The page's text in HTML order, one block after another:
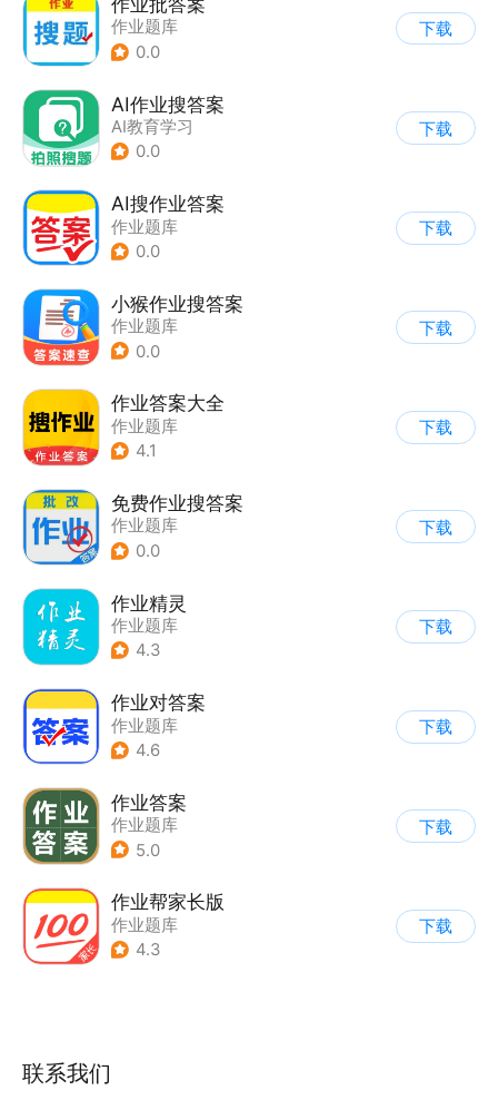
作业题库
0.0
下载
AI作业搜答案
AI教育学习
0.0
下载
AI搜作业答案
作业题库
0.0
下载
小猴作业搜答案
作业题库
0.0
下载
作业答案大全
作业题库
4.1
下载
免费作业搜答案
作业题库
0.0
下载
作业精灵
作业题库
4.3
下载
作业对答案
作业题库
4.6
下载
作业答案
作业题库
5.0
下载
作业帮家长版
作业题库
4.3
下载
联系我们